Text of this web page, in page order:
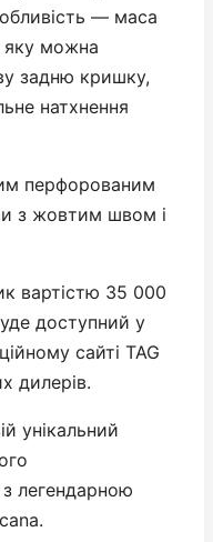
— маса
яку можна
задню кришку,
натхнення
перфорованим
з жовтим швом і
вартістю 35 000
доступний у
сайті TAG
дилерів.
унікальний
з легендарною